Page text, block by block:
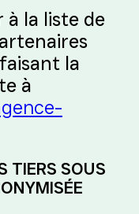
à la liste de
la
à
TIERS SOUS